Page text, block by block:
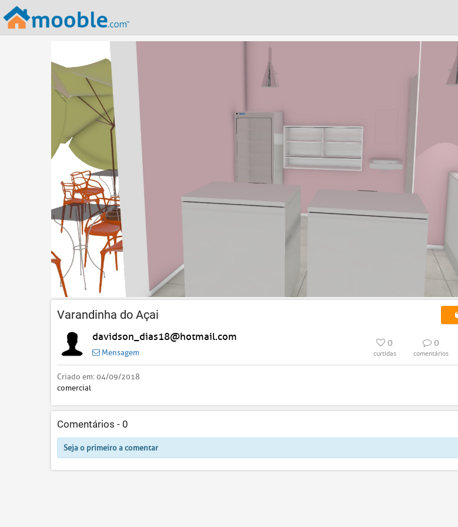
Varandinha do Açai
davidson_dias18@hotmail.com
Mensagem
0
curtidas
0
comentários
Criado em:04/09/2018
comercial
Comentários - 0
Seja o primeiro a comentar